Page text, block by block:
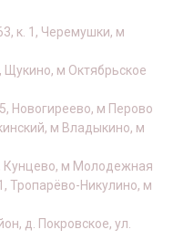
к. 1, Черемушки, м
м Октябрьское
Новогиреево, м Перово
м Владыкино, м
Кунцево, м Молодежная
Тропарёво-Никулино, м
д. Покровское, ул.